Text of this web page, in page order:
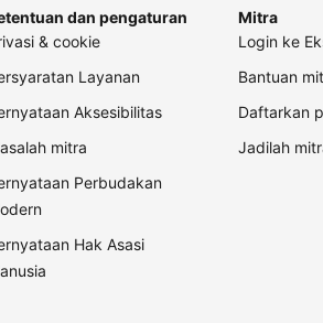
dan pengaturan
& cookie
Layanan
Aksesibilitas
mitra
Perbudakan
Hak Asasi
Mitra
Login ke
Bantuan
Daftarkan
Jadilah